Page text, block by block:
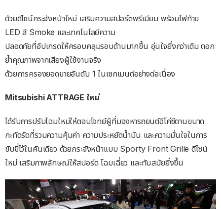
ด้วยดีไซน์กระจังหน้าใหม่ เสริมความสปอร์ตพรีเมียม พร้อมไฟท้าย
LED สี Smoke และเทคโนโลยีความ
ปลอดภัยที่อัปเกรดให้ครอบคลุมรอบด้านมากขึ้น อุ่นใจยิ่งกว่าเดิม ตอก
ยํ้าคุณภาพจากเสียงผู้ใช้งานจริง
ด้วยการครองยอดขายอันดับ 1 ในเซกเมนต์อย่างต่อเนื่อง
Mitsubishi ATTRAGE ใหม่
ได้รับการปรับโฉมใหม่ให้ตอบโจทย์ผู้ที่มองหารถยนต์อีโค่ซีดานขนาด
กะทัดรัดที่รวมความคุ้มค่า ความประหยัดนํ้ามัน และความมั่นใจในการ
ขับขี่ไว้ในคันเดียว ด้วยกระจังหน้าแบบ Sporty Front Grille ดีไซน์
ใหม่ เสริมภาพลักษณ์ให้สปอร์ต โฉบเฉี่ยว และทันสมัยยิ่งขึ้น